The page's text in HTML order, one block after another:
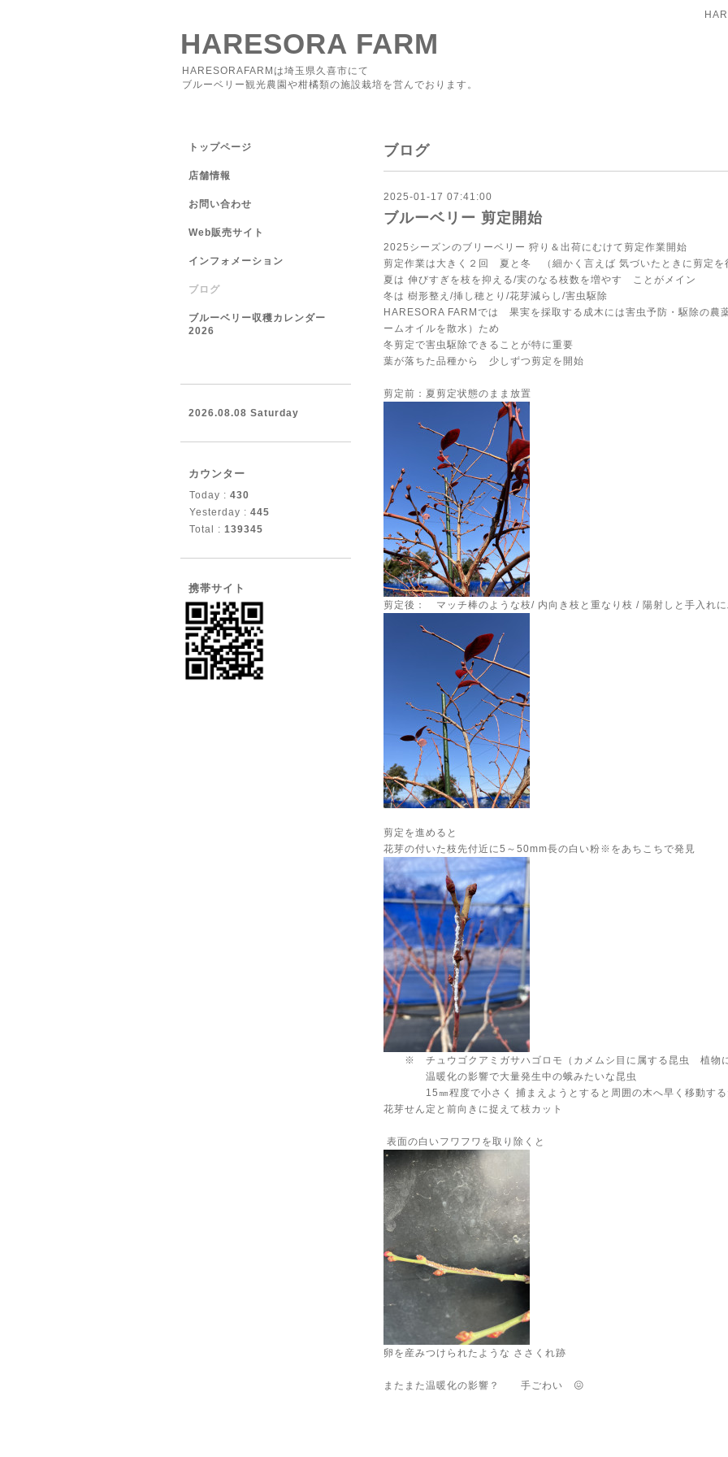
HARESORA FARM
HARESORAFARMは埼玉県久喜市にて
ブルーベリー観光農園や柑橘類の施設栽培を営んでおります。
ブログ
2025-01-17 07:41:00
ブルーベリー 剪定開始
2025シーズンのブリーベリー 狩り＆出荷にむけて剪定作業開始
剪定作業は大きく２回 夏と冬 （細かく言えば 気づいたときに剪定を
夏は 伸びすぎを枝を抑える/実のなる枝数を増やす ことがメイン
冬は 樹形整え/挿し穂とり/花芽減らし/害虫駆除
HARESORA FARMでは 果実を採取する成木には害虫予防・駆除の農
ームオイルを散水）ため
冬剪定で害虫駆除できることが特に重要
葉が落ちた品種から 少しずつ剪定を開始
剪定前：夏剪定状態のまま放置
剪定後： マッチ棒のような枝/ 内向き枝と重なり枝 / 陽射しと手入れ
剪定を進めると
花芽の付いた枝先付近に5～50mm長の白い粉※をあちこちで発見
※ チュウゴクアミガサハゴロモ（カメムシ目に属する昆虫 植物に
温暖化の影響で大量発生中の蛾みたいな昆虫
15㎜程度で小さく 捕まえようとすると周囲の木へ早く移動する
花芽せん定と前向きに捉えて枝カット
表面の白いフワフワを取り除くと
卵を産みつけられたような ささくれ跡
またまた温暖化の影響？ 手ごわい 😖
トップページ
店舗情報
お問い合わせ
Web販売サイト
インフォメーション
ブログ
ブルーベリー収穫カレンダー
2026
2026.08.08 Saturday
カウンター
Today : 430
Yesterday : 445
Total : 139345
携帯サイト